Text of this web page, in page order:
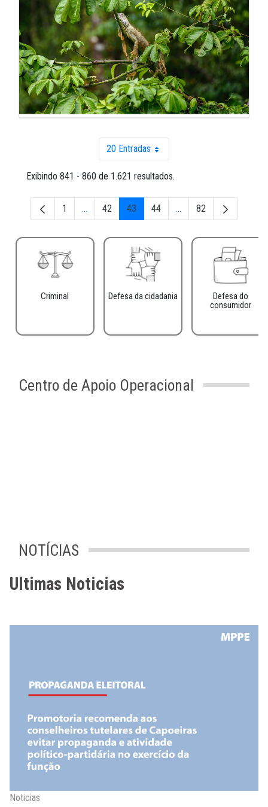
20 EntradasPor página
Exibindo 841 - 860 de 1.621 resultados.
Página
1 ...Páginas intermediárias Usar ABA para navegar.
Página
42 Página
43 Página
44 ...Páginas intermediárias
Página
82
Criminal Defesa da cidadania
Defesa do
consumidor
Centro de Apoio Operacional
NOTÍCIAS
Ultimas Noticias
Noticias